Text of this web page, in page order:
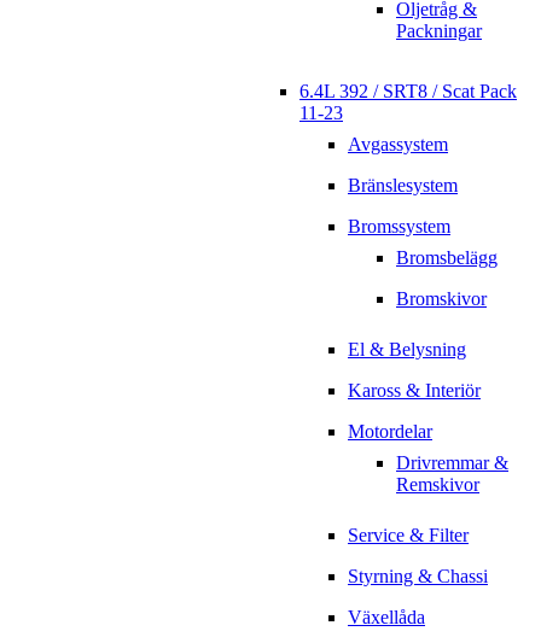
Oljetråg &
Packningar
6.4L 392 / SRT8 / Scat Pack
11-23
Avgassystem
Bränslesystem
Bromssystem
Bromsbelägg
Bromskivor
El & Belysning
Kaross & Interiör
Motordelar
Drivremmar &
Remskivor
Service & Filter
Styrning & Chassi
Växellåda